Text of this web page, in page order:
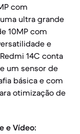
com
ultra grande
10MP com
e
14C conta
um sensor de
básica e com
otimização de
e Vídeo: